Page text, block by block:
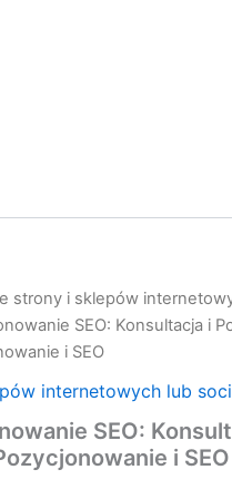
strony i sklepów
SEO: Konsultacja i
i SEO
internetowych lub
SEO:
i SEO